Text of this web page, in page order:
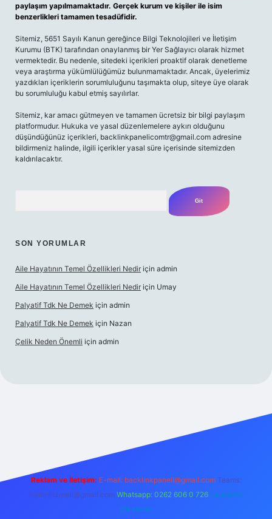
paylaşım yapılmamaktadır. Gerçek kurum ve kişiler ile isim
benzerlikleri tamamen tesadüfidir.
Sitemiz, 5651 Sayılı Kanun gereğince Bilgi Teknolojileri ve İletişim
Kurumu (BTK) tarafından onaylanmış bir Yer Sağlayıcı olarak hizmet
vermektedir. Bu nedenle, sitedeki içerikleri proaktif olarak denetleme
veya araştırma yükümlülüğümüz bulunmamaktadır. Ancak, üyelerimiz
yazdıkları içeriklerin sorumluluğunu taşımakta olup, siteye üye olarak
bu sorumluluğu kabul etmiş sayılırlar.
Sitemiz, kar amacı gütmeyen ve tamamen ücretsiz bir bilgi paylaşım
platformudur. Hukuka ve yasal düzenlemelere aykırı olduğunu
düşündüğünüz içerikleri, backlinkpanelicomtr@gmail.com adresine
bildirmeniz halinde, ilgili içerikler yasal süre içerisinde sitemizden
kaldırılacaktır.
SON YORUMLAR
Aile Hayatının Temel Özellikleri Nedir için admin
Aile Hayatının Temel Özellikleri Nedir için Umay
Palyatif Tdk Ne Demek için admin
Palyatif Tdk Ne Demek için Nazan
Çelik Neden Önemli için admin
Reklam ve İletişim: E-mail: backlinkpaneli@gmail.com Teams:
forumhizmeti@gmail.com Whatsapp: 0262 606 0 726 Telegram:
@karabul